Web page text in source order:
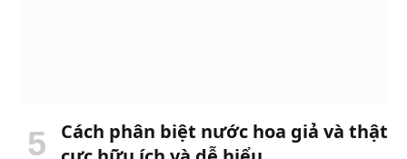
Cách phân biệt nước hoa giả và thật